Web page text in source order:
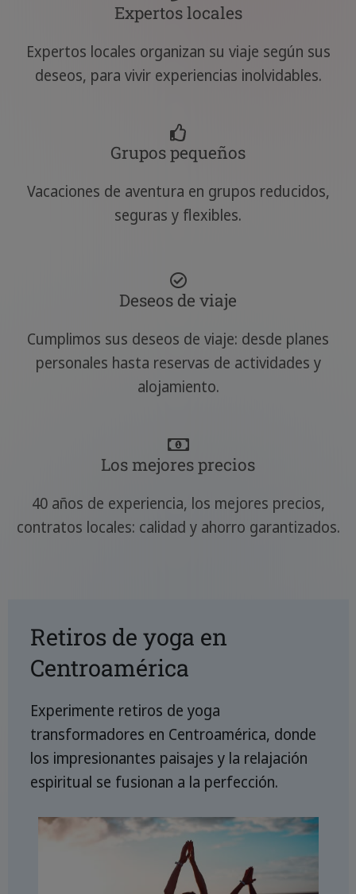
Expertos locales
Expertos locales organizan su viaje según sus
deseos, para vivir experiencias inolvidables.
Grupos pequeños
Vacaciones de aventura en grupos reducidos,
seguras y flexibles.
Deseos de viaje
Cumplimos sus deseos de viaje: desde planes
personales hasta reservas de actividades y
alojamiento.
Los mejores precios
40 años de experiencia, los mejores precios,
contratos locales: calidad y ahorro garantizados.
Retiros de yoga en
Centroamérica
Experimente retiros de yoga
transformadores en Centroamérica, donde
los impresionantes paisajes y la relajación
espiritual se fusionan a la perfección.